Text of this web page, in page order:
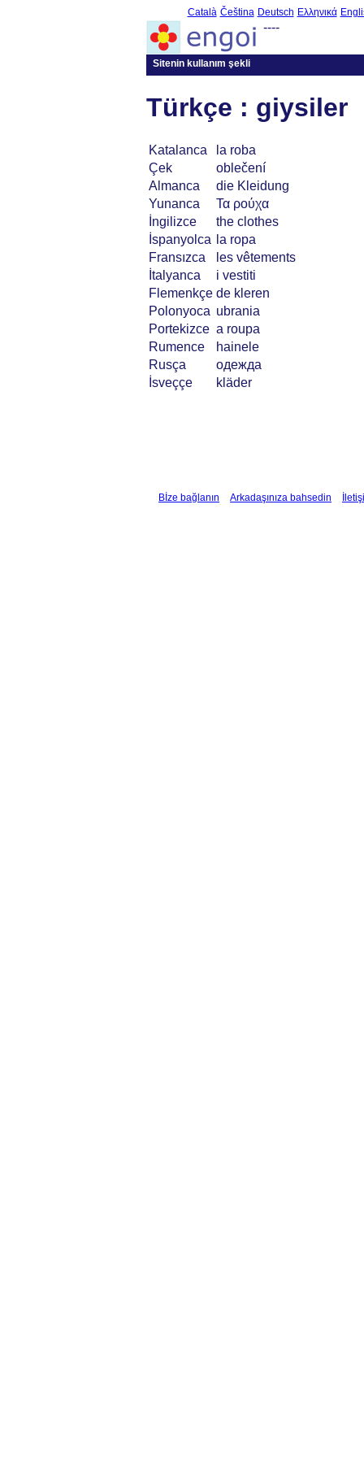
Català Čeština Deutsch Ελληνικά
----
Sitenin kullanım şekli
Türkçe : giysiler
Katalanca
la roba
Çek
oblečení
Almanca
die Kleidung
Yunanca
Τα ρούχα
İngilizce
the clothes
İspanyolca
la ropa
Fransızca
les vêtements
İtalyanca
i vestiti
Flemenkçe de kleren
Polonyoca ubrania
Portekizce a roupa
Rumence
hainele
Rusça
одежда
İsveççe
kläder
Bİze bağlanın Arkadaşınıza bahsedin